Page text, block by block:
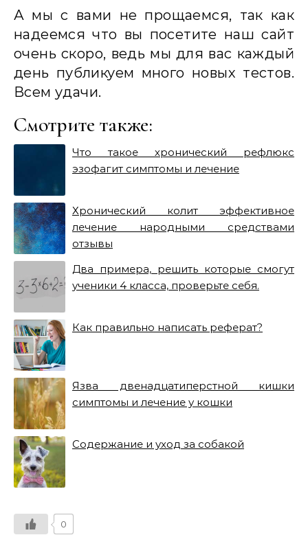
А мы с вами не прощаемся, так как
надеемся что вы посетите наш сайт
очень скоро, ведь мы для вас каждый
день публикуем много новых тестов.
Всем удачи.
Смотрите также:
Что такое хронический рефлюкс
эзофагит симптомы и лечение
Хронический колит эффективное
лечение народными средствами
отзывы
Два примера, решить которые смогут
ученики 4 класса, проверьте себя.
Как правильно написать реферат?
Язва двенадцатиперстной кишки
симптомы и лечение у кошки
Содержание и уход за собакой
0